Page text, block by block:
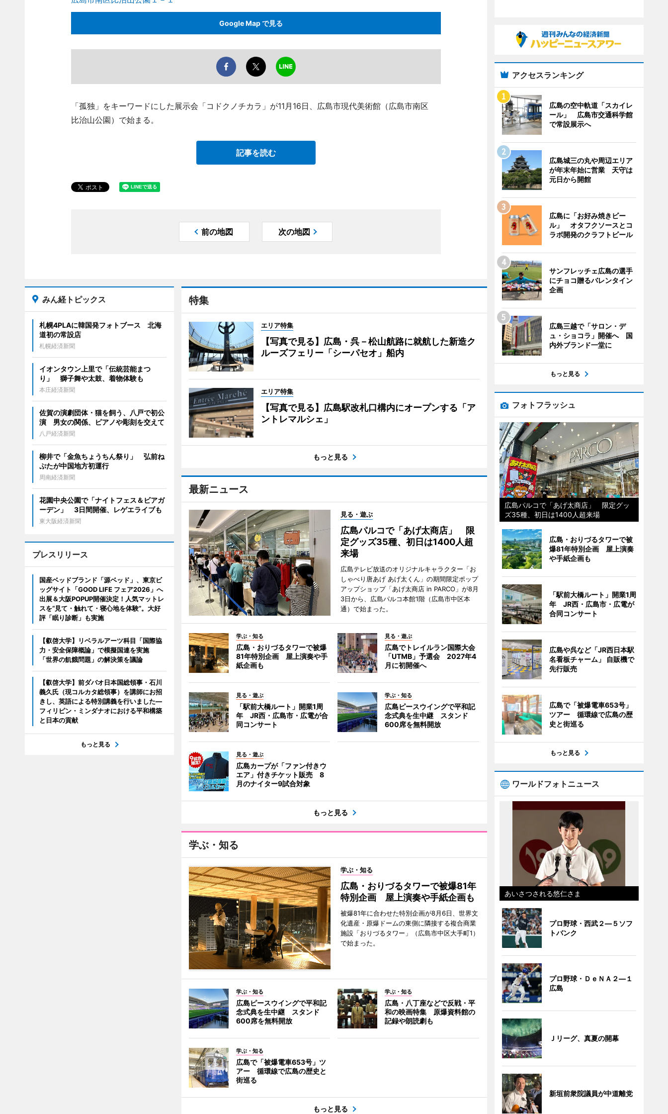
Google Map で見る
「孤独」をキーワードにした展示会「コドクノチカラ」が11月16日、広島市現代美術館（広島市南区
比治山公園）で始まる。
記事を読む
前の地図 次の地図
特集
エリア特集
【写真で見る】広島・呉－松山航路に就航した新造ク
ルーズフェリー「シーパセオ」船内
エリア特集
【写真で見る】広島駅改札口構内にオープンする「ア
ントレマルシェ」
もっと見る
最新ニュース
見る・遊ぶ
広島パルコで「あげ太商店」 限
定グッズ35種、初日は1400人超
来場
広島テレビ放送のオリジナルキャラクター「お
しゃべり唐あげ あげ太くん」の期間限定ポップ
アップショップ「あげ太商店 in PARCO」が8月
3日から、広島パルコ本館1階（広島市中区本
通）で始まった。
学ぶ・知る
広島・おりづるタワーで被爆
81年特別企画 屋上演奏や手
紙企画も
見る・遊ぶ
広島でトレイルラン国際大会
「UTMB」予選会 2027年4
月に初開催へ
見る・遊ぶ
「駅前大橋ルート」開業1周
年 JR西・広島市・広電が合
同コンサート
学ぶ・知る
広島ピースウイングで平和記
念式典を生中継 スタンド
600席を無料開放
見る・遊ぶ
広島カープが「ファン付きウ
エア」付きチケット販売 8
月のナイター9試合対象
もっと見る
学ぶ・知る
学ぶ・知る
広島・おりづるタワーで被爆81年
特別企画 屋上演奏や手紙企画も
被爆81年に合わせた特別企画が8月6日、世界文
化遺産・原爆ドームの東側に隣接する複合商業
施設「おりづるタワー」（広島市中区大手町1）
で始まった。
学ぶ・知る
広島ピースウイングで平和記
念式典を生中継 スタンド
600席を無料開放
学ぶ・知る
広島・八丁座などで反戦・平
和の映画特集 原爆資料館の
記録や朗読劇も
学ぶ・知る
広島で「被爆電車653号」ツ
アー 循環線で広島の歴史と
街巡る
もっと見る
みん経トピックス
札幌4PLAに韓国発フォトブース 北海
道初の常設店
札幌経済新聞
イオンタウン上里で「伝統芸能まつ
り」 獅子舞や太鼓、着物体験も
本庄経済新聞
佐賀の演劇団体・猫を飼う、八戸で初公
演 男女の関係、ピアノや彫刻を交えて
八戸経済新聞
柳井で「金魚ちょうちん祭り」 弘前ね
ぷたが中国地方初運行
周南経済新聞
花園中央公園で「ナイトフェス＆ビアガ
ーデン」 3日間開催、レゲエライブも
東大阪経済新聞
プレスリリース
国産ベッドブランド「源ベッド」、東京ビ
ッグサイト「GOOD LIFE フェア2026」へ
出展＆大阪POPUP開催決定！人気マットレ
スを“見て・触れて・寝心地を体験”。大好
評「眠り診断」も実施
【叡啓大学】リベラルアーツ科目「国際協
力・安全保障概論」で模擬国連を実施
「世界の飢餓問題」の解決策を議論
【叡啓大学】前ダバオ日本国総領事・石川
義久氏（現コルカタ総領事）を講師にお招
きし、英語による特別講義を行いました―
フィリピン・ミンダナオにおける平和構築
と日本の貢献
もっと見る
アクセスランキング
広島の空中軌道「スカイレ
ール」 広島市交通科学館
で常設展示へ
広島城三の丸や周辺エリア
が年末年始に営業 天守は
元日から開館
広島に「お好み焼きビー
ル」 オタフクソースとコ
ラボ開発のクラフトビール
サンフレッチェ広島の選手
にチョコ贈るバレンタイン
企画
広島三越で「サロン・デ
ュ・ショコラ」開催へ 国
内外ブランド一堂に
もっと見る
フォトフラッシュ
広島パルコで「あげ太商店」 限定グッ
ズ35種、初日は1400人超来場
広島・おりづるタワーで被
爆81年特別企画 屋上演奏
や手紙企画も
「駅前大橋ルート」開業1周
年 JR西・広島市・広電が
合同コンサート
広島や呉など「JR西日本駅
名看板チャーム」 自販機で
先行販売
広島で「被爆電車653号」
ツアー 循環線で広島の歴
史と街巡る
もっと見る
ワールドフォトニュース
あいさつされる悠仁さま
プロ野球・西武２―５ソフ
トバンク
プロ野球・ＤｅＮＡ２―１
広島
Ｊリーグ、真夏の開幕
新垣前衆院議員が中道離党